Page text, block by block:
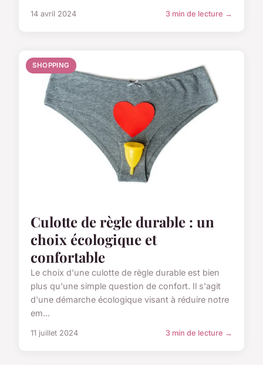
14 avril 2024 3 min de lecture →
SHOPPING
Culotte de règle durable : un
choix écologique et
confortable
Le choix d'une culotte de règle durable est bien
plus qu'une simple question de confort. Il s'agit
d'une démarche écologique visant à réduire notre
em...
11 juillet 2024 3 min de lecture →